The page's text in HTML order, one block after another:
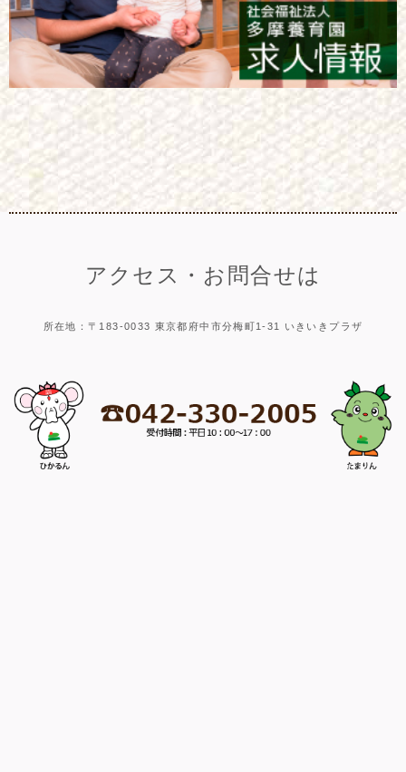
アクセス・お問合せは
所在地：〒183-0033 東京都府中市分梅町1-31 いきいきプラザ